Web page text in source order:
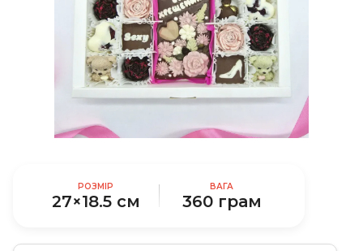
РОЗМІР
27×18.5 см
ВАГА
360 грам